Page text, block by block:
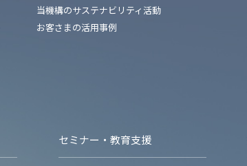
当機構のサステナビリティ活動
お客さまの活用事例
セミナー・教育支援